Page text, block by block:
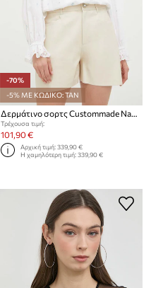
-70%
-5% ΜΕ ΚΩΔΙΚΟ: TAN
Τρέχουσα τιμή:
101,90 €
Αρχική τιμή:339,90 €
Η χαμηλότερη τιμή:339,90 €